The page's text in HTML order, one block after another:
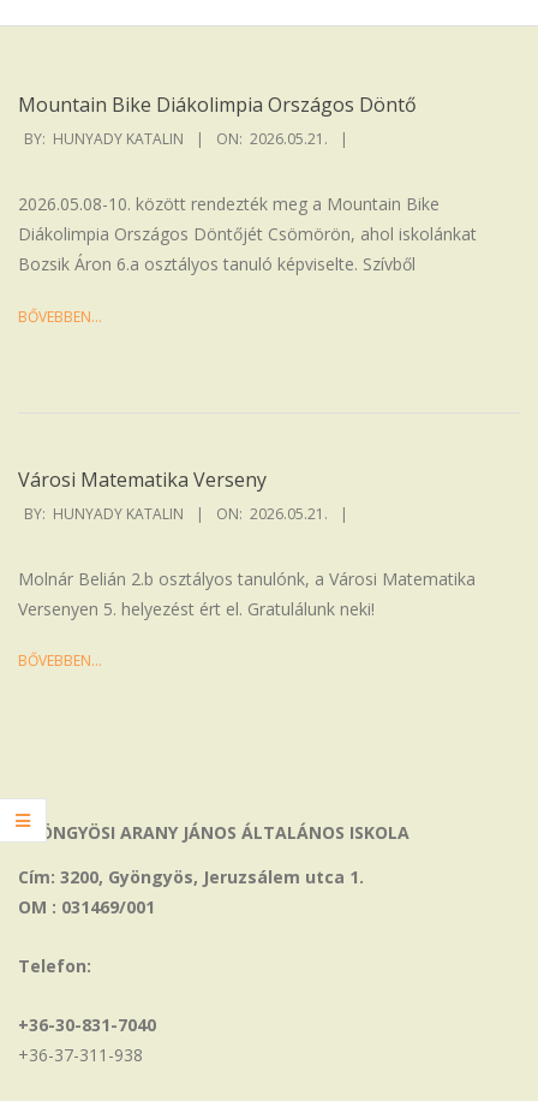
Iskola
Mountain Bike Diákolimpia Országos Döntő
2026-
BY: HUNYADY KATALIN ON: 2026.05.21.
2026.05.08-10. között rendezték meg a Mountain Bike
Diákolimpia Országos Döntőjét Csömörön, ahol iskolánkat
Bozsik Áron 6.a osztályos tanuló képviselte. Szívből
BŐVEBBEN…
Városi Matematika Verseny
2026-
BY: HUNYADY KATALIN ON: 2026.05.21.
Molnár Belián 2.b osztályos tanulónk, a Városi Matematika
Versenyen 5. helyezést ért el. Gratulálunk neki!
BŐVEBBEN…
GYÖNGYÖSI ARANY JÁNOS ÁLTALÁNOS ISKOLA
Cím: 3200, Gyöngyös, Jeruzsálem utca 1.
OM : 031469/001
Telefon:
+36-30-831-7040
+36-37-311-938